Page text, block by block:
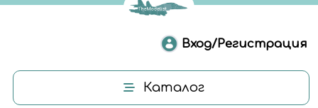
Вход/Регистрация
Каталог